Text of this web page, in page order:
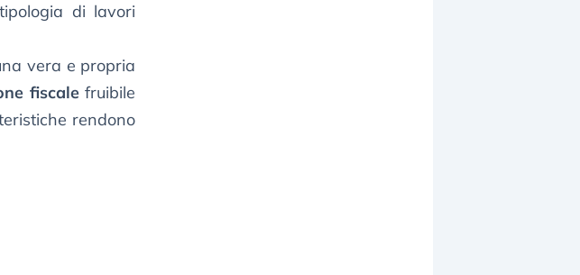
di lavori
vera e propria
fiscalefruibile
rendono